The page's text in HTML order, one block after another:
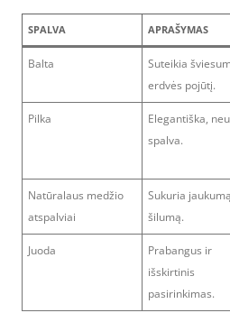
SPALVA APRAŠYMAS
Balta
Suteikia
erdvės pojūtį.
Pilka
Elegantiška,
spalva.
Natūralaus medžio
atspalviai
Sukuria
šilumą.
Juoda
Prabangus ir
išskirtinis
pasirinkimas.